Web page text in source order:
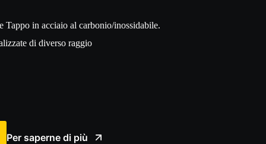
Tappo in acciaio al carbonio/inossidabile.
di diverso raggio
Per saperne di più